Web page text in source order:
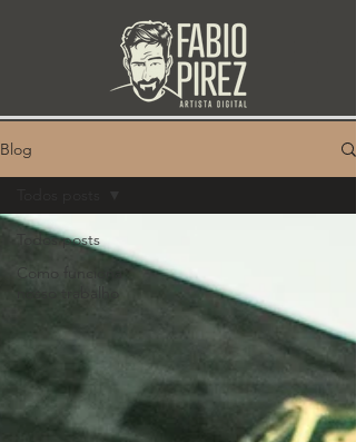
Blog
Todos posts
Como funciona
nosso trabalho